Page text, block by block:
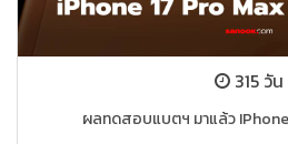
315 วัน
ผลทดสอบแบตฯ มาแล้ว